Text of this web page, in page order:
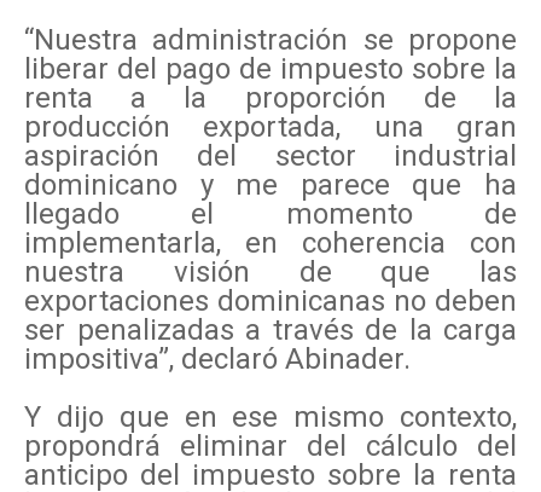
“Nuestra administración se propone
liberar del pago de impuesto sobre la
renta a la proporción de la
producción exportada, una gran
aspiración del sector industrial
dominicano y me parece que ha
llegado el momento de
implementarla, en coherencia con
nuestra visión de que las
exportaciones dominicanas no deben
ser penalizadas a través de la carga
impositiva”, declaró Abinader.
Y dijo que en ese mismo contexto,
propondrá eliminar del cálculo del
anticipo del impuesto sobre la renta